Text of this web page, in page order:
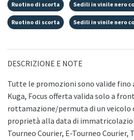
Ruotino di scorta Sedili in vinile nero
Ruotino di scorta Sedili in vinile nero
DESCRIZIONE E NOTE
Tutte le promozioni sono valide fino
Kuga, Focus offerta valida solo a
rottamazione/permuta di un veicolo
proprietà alla data di
Tourneo Courier, E-Tourneo Courier,